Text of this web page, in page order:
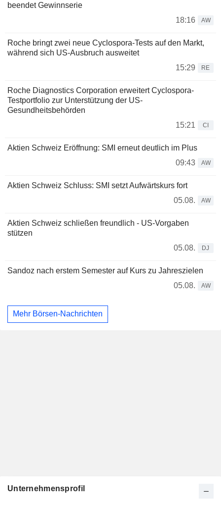
beendet Gewinnserie
18:16
AW
Roche bringt zwei neue Cyclospora-Tests auf den Markt,
während sich US-Ausbruch ausweitet
15:29
RE
Roche Diagnostics Corporation erweitert Cyclospora-
Testportfolio zur Unterstützung der US-
Gesundheitsbehörden
15:21
CI
Aktien Schweiz Eröffnung: SMI erneut deutlich im Plus
09:43
AW
Aktien Schweiz Schluss: SMI setzt Aufwärtskurs fort
05.08.
AW
Aktien Schweiz schließen freundlich - US-Vorgaben
stützen
05.08.
DJ
Sandoz nach erstem Semester auf Kurs zu Jahreszielen
05.08.
AW
Mehr Börsen-Nachrichten
Unternehmensprofil